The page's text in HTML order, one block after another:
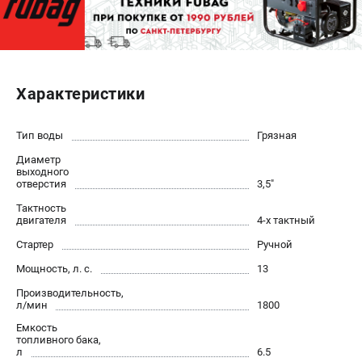
ЭЛЕКТРОСТАНЦИИ
Генераторы инверторные
ПОЛЕЗНЫЕ СТАТЬИ
Как выбрать краскопульт?
Как выбрать мотопомпу?
Как выбрать компрессор?
Как правильно выбрать генератор?
Как выбрать сварочный аппарат?
СВАРОЧНЫЕ АППАРАТЫ
Характеристики
Тип воды
Грязная
Диаметр
выходного
отверстия
3,5"
Тактность
двигателя
4-х тактный
Стартер
Ручной
Мощность, л. с.
13
Производительность,
л/мин
1800
Емкость
топливного бака,
л
6.5